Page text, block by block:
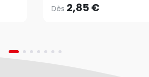
Dès 2,85 €